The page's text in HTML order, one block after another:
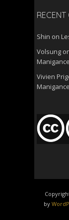
RECENT
Shin on
Volsung
Vivien
by